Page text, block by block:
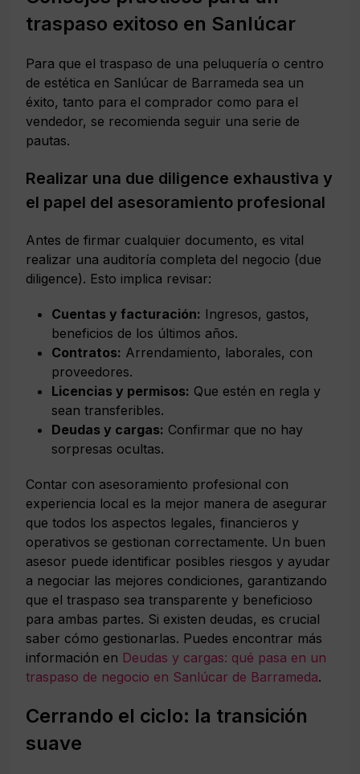
traspaso exitoso en Sanlúcar
Para que el traspaso de una peluquería o centro
de estética en Sanlúcar de Barrameda sea un
éxito, tanto para el comprador como para el
vendedor, se recomienda seguir una serie de
pautas.
Realizar una due diligence exhaustiva y
el papel del asesoramiento profesional
Antes de firmar cualquier documento, es vital
realizar una auditoría completa del negocio (due
diligence). Esto implica revisar:
Cuentas y facturación: Ingresos, gastos,
beneficios de los últimos años.
Contratos: Arrendamiento, laborales, con
proveedores.
Licencias y permisos: Que estén en regla y
sean transferibles.
Deudas y cargas: Confirmar que no hay
sorpresas ocultas.
Contar con asesoramiento profesional con
experiencia local es la mejor manera de asegurar
que todos los aspectos legales, financieros y
operativos se gestionan correctamente. Un buen
asesor puede identificar posibles riesgos y ayudar
a negociar las mejores condiciones, garantizando
que el traspaso sea transparente y beneficioso
para ambas partes. Si existen deudas, es crucial
saber cómo gestionarlas. Puedes encontrar más
información en Deudas y cargas: qué pasa en un
traspaso de negocio en Sanlúcar de Barrameda.
Cerrando el ciclo: la transición
suave